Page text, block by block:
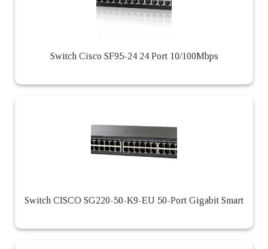
Switch Cisco SF95-24 24 Port 10/100Mbps
Switch CISCO SG220-50-K9-EU 50-Port Gigabit Smart